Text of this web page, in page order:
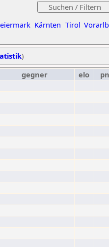
Kärnten Tirol
)
gegner elo